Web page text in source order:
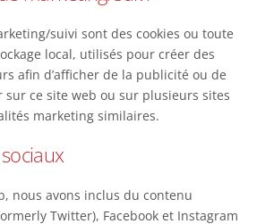
suivi sont des cookies ou toute
local, utilisés pour créer des
afin d’afficher de la publicité ou de
sur ce site web ou sur plusieurs sites
marketing similaires.
nous avons inclus du contenu
Twitter), Facebook et Instagram